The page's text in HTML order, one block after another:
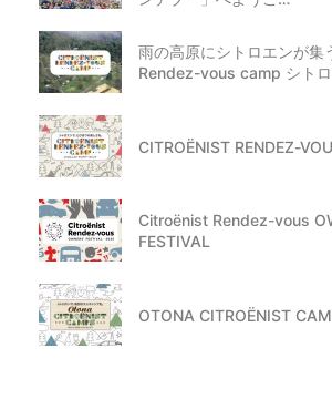
雨の高原にシトロエンが
Rendez-vous camp シト
CITROËNIST RENDEZ-
Citroënist Rendez-vous
FESTIVAL
OTONA CITROËNIST